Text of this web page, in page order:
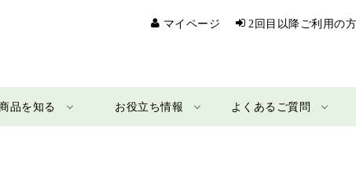
マイページ 2回目以降ご利用の
品を知る お役立ち情報 よくあるご質問